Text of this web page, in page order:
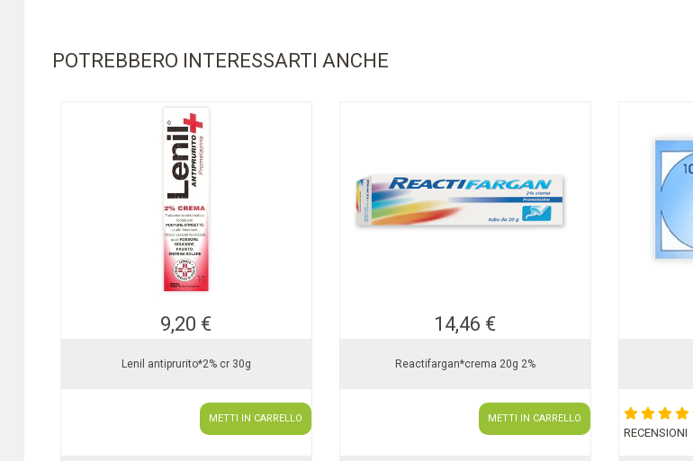
POTREBBERO INTERESSARTI ANCHE
9,20 €
Lenil antiprurito*2% cr 30g
METTI IN CARRELLO
14,46 €
Reactifargan*crema 20g 2%
METTI IN CARRELLO
RECENSIONI